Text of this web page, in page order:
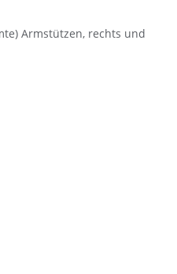
Armstützen, rechts und